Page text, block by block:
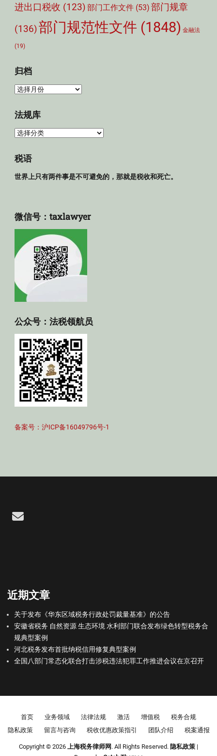
进出口税收 (123) 部门工作文件 (53) 部门规章
(136)部门规范性文件 (1848) 金融法
(19)
归档
归
法规库
法
库
税语
世界上只有两件事是不可避免的，那就是税收和死亡。
微信号：taxlawyer
公众号：法税领航员
备案号：沪ICP备16049796号-1
Email
近期文章
关于发布《华东区域税务行政处罚裁量基准》的公告
安徽省税务 自然资源 生态环境 水利部门联合发布绿色转型税务合
规典型案例
河北税务发布首批纳税信用修复典型案例
全国八部门常态化联合打击涉税违法犯罪工作推进会议在京召开
Footer menu
首页 业务领域 法律法规 激活 增值税
税务合规
隐私政策
留言与咨询 税收优惠政策指引 团队介绍 税案通报
Copyright © 2026 上海税务律师网 . All Rights Reserved. 隐私政策 |